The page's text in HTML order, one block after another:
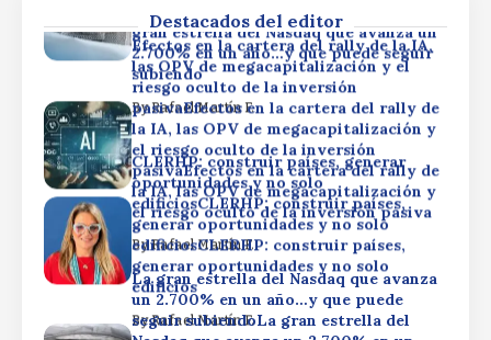
Destacados del editor
año…y que puede seguir subiendoLa
gran estrella del Nasdaq que avanza un
2.700% en un año…y que puede seguir
subiendo
By Rafael Martín F.
Efectos en la cartera del rally de la IA,
las OPV de megacapitalización y el
riesgo oculto de la inversión
pasivaEfectos en la cartera del rally de
la IA, las OPV de megacapitalización y
el riesgo oculto de la inversión
pasivaEfectos en la cartera del rally de
la IA, las OPV de megacapitalización y
el riesgo oculto de la inversión pasiva
ByRafael Martín F.
CLERHP: construir países, generar
oportunidades y no solo
edificiosCLERHP: construir países,
generar oportunidades y no solo
edificiosCLERHP: construir países,
generar oportunidades y no solo
edificios
ByRafael Martín F.
La gran estrella del Nasdaq que avanza
un 2.700% en un año…y que puede
seguir subiendoLa gran estrella del